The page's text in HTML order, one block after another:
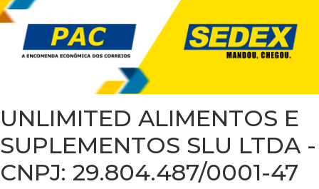
UNLIMITED ALIMENTOS E
SUPLEMENTOS SLU LTDA -
CNPJ: 29.804.487/0001-47